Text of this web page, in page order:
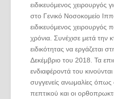
ειδικευόμενος χειρουργός
στο Γενικό Νοσοκομείο
ειδικευόμενος χειρουργός
χρόνια. Συνέχισε μετά την
ειδικότητας να εργάζεται
Δεκέμβριο του 2018. Τα
ενδιαφέροντά του
συγγενείς ανωμαλίες όπως
πεπτικού και οι